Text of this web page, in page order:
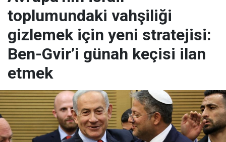
toplumundaki vahşiliği
gizlemek için yeni stratejisi:
Ben-Gvir’i günah keçisi ilan
etmek